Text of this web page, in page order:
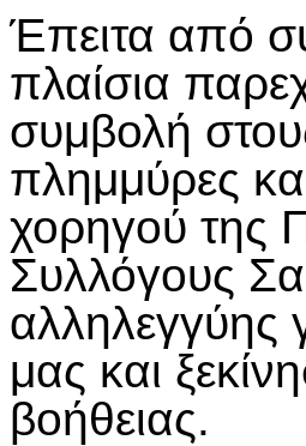
Έπειτα από
πλαίσια
συμβολή
πλημμύρες
χορηγού της
Συλλόγους
αλληλεγγύης
μας και
βοήθειας.